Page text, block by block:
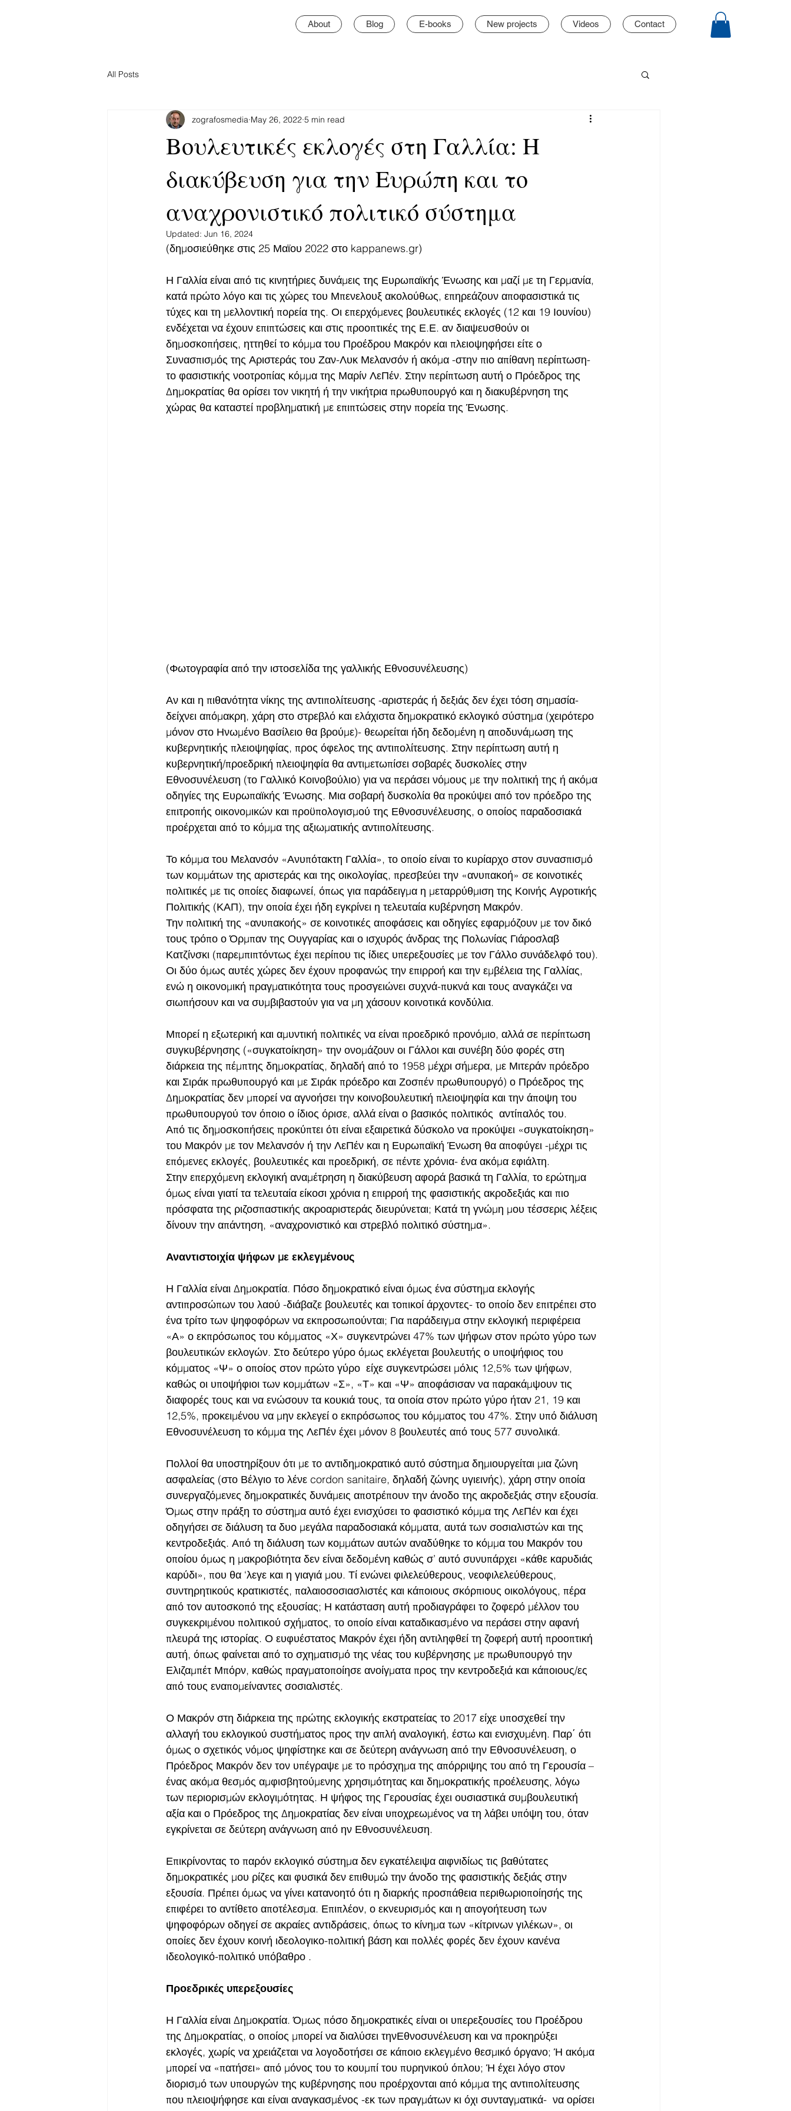
All Posts
Βουλευτικές εκλογές στη Γαλλία: Η
διακύβευση για την Ευρώπη και το
αναχρονιστικό πολιτικό σύστημα
zografosmedia May 26, 2022 5 min read
Updated: Jun 16, 2024
(δημοσιεύθηκε στις 25 Μαϊου 2022 στο kappanews.gr)
Η Γαλλία είναι από τις κινητήριες δυνάμεις της Ευρωπαϊκής Ένωσης και μαζί με τη Γερμανία,
κατά πρώτο λόγο και τις χώρες του Μπενελουξ ακολούθως, επηρεάζουν αποφασιστικά τις
τύχες και τη μελλοντική πορεία της. Οι επερχόμενες βουλευτικές εκλογές (12 και 19 Ιουνίου)
ενδέχεται να έχουν επιπτώσεις και στις προοπτικές της Ε.Ε. αν διαψευσθούν οι
δημοσκοπήσεις, ηττηθεί το κόμμα του Προέδρου Μακρόν και πλειοψηφήσει είτε ο
Συνασπισμός της Αριστεράς του Ζαν-Λυκ Μελανσόν ή ακόμα -στην πιο απίθανη περίπτωση-
το φασιστικής νοοτροπίας κόμμα της Μαρίν ΛεΠέν. Στην περίπτωση αυτή ο Πρόεδρος της
Δημοκρατίας θα ορίσει τον νικητή ή την νικήτρια πρωθυπουργό και η διακυβέρνηση της
χώρας θα καταστεί προβληματική με επιπτώσεις στην πορεία της Ένωσης.
(Φωτογραφία από την ιστοσελίδα της γαλλικής Εθνοσυνέλευσης)
Αν και η πιθανότητα νίκης της αντιπολίτευσης -αριστεράς ή δεξιάς δεν έχει τόση σημασία-
δείχνει απόμακρη, χάρη στο στρεβλό και ελάχιστα δημοκρατικό εκλογικό σύστημα (χειρότερο
μόνον στο Ηνωμένο Βασίλειο θα βρούμε)- θεωρείται ήδη δεδομένη η αποδυνάμωση της
κυβερνητικής πλειοψηφίας, προς όφελος της αντιπολίτευσης. Στην περίπτωση αυτή η
κυβερνητική/προεδρική πλειοψηφία θα αντιμετωπίσει σοβαρές δυσκολίες στην
Εθνοσυνέλευση (το Γαλλικό Κοινοβούλιο) για να περάσει νόμους με την πολιτική της ή ακόμα
οδηγίες της Ευρωπαϊκής Ένωσης. Μια σοβαρή δυσκολία θα προκύψει από τον πρόεδρο της
επιτροπής οικονομικών και προϋπολογισμού της Εθνοσυνέλευσης, ο οποίος παραδοσιακά
προέρχεται από το κόμμα της αξιωματικής αντιπολίτευσης.
Το κόμμα του Μελανσόν «Ανυπότακτη Γαλλία», το οποίο είναι το κυρίαρχο στον συνασπισμό
των κομμάτων της αριστεράς και της οικολογίας, πρεσβεύει την «ανυπακοή» σε κοινοτικές
πολιτικές με τις οποίες διαφωνεί, όπως για παράδειγμα η μεταρρύθμιση της Κοινής Αγροτικής
Πολιτικής (ΚΑΠ), την οποία έχει ήδη εγκρίνει η τελευταία κυβέρνηση Μακρόν.
Την πολιτική της «ανυπακοής» σε κοινοτικές αποφάσεις και οδηγίες εφαρμόζουν με τον δικό
τους τρόπο ο Όρμπαν της Ουγγαρίας και ο ισχυρός άνδρας της Πολωνίας Γιάροσλαβ
Κατζίνσκι (παρεμπιπτόντως έχει περίπου τις ίδιες υπερεξουσίες με τον Γάλλο συνάδελφό του).
Οι δύο όμως αυτές χώρες δεν έχουν προφανώς την επιρροή και την εμβέλεια της Γαλλίας,
ενώ η οικονομική πραγματικότητα τους προσγειώνει συχνά-πυκνά και τους αναγκάζει να
σιωπήσουν και να συμβιβαστούν για να μη χάσουν κοινοτικά κονδύλια.
Μπορεί η εξωτερική και αμυντική πολιτικές να είναι προεδρικό προνόμιο, αλλά σε περίπτωση
συγκυβέρνησης («συγκατοίκηση» την ονομάζουν οι Γάλλοι και συνέβη δύο φορές στη
διάρκεια της πέμπτης δημοκρατίας, δηλαδή από το 1958 μέχρι σήμερα, με Μιτεράν πρόεδρο
και Σιράκ πρωθυπουργό και με Σιράκ πρόεδρο και Ζοσπέν πρωθυπουργό) ο Πρόεδρος της
Δημοκρατίας δεν μπορεί να αγνοήσει την κοινοβουλευτική πλειοψηφία και την άποψη του
πρωθυπουργού τον όποιο ο ίδιος όρισε, αλλά είναι ο βασικός πολιτικός  αντίπαλός του.
Από τις δημοσκοπήσεις προκύπτει ότι είναι εξαιρετικά δύσκολο να προκύψει «συγκατοίκηση»
του Μακρόν με τον Μελανσόν ή την ΛεΠέν και η Ευρωπαϊκή Ένωση θα αποφύγει -μέχρι τις
επόμενες εκλογές, βουλευτικές και προεδρική, σε πέντε χρόνια- ένα ακόμα εφιάλτη.
Στην επερχόμενη εκλογική αναμέτρηση η διακύβευση αφορά βασικά τη Γαλλία, το ερώτημα
όμως είναι γιατί τα τελευταία είκοσι χρόνια η επιρροή της φασιστικής ακροδεξιάς και πιο
πρόσφατα της ριζοσπαστικής ακροαριστεράς διευρύνεται; Κατά τη γνώμη μου τέσσερις λέξεις
δίνουν την απάντηση, «αναχρονιστικό και στρεβλό πολιτικό σύστημα».
Αναντιστοιχία ψήφων με εκλεγμένους
Η Γαλλία είναι Δημοκρατία. Πόσο δημοκρατικό είναι όμως ένα σύστημα εκλογής
αντιπροσώπων του λαού -διάβαζε βουλευτές και τοπικοί άρχοντες- το οποίο δεν επιτρέπει στο
ένα τρίτο των ψηφοφόρων να εκπροσωπούνται; Για παράδειγμα στην εκλογική περιφέρεια
«Α» ο εκπρόσωπος του κόμματος «Χ» συγκεντρώνει 47% των ψήφων στον πρώτο γύρο των
βουλευτικών εκλογών. Στο δεύτερο γύρο όμως εκλέγεται βουλευτής ο υποψήφιος του
κόμματος «Ψ» ο οποίος στον πρώτο γύρο  είχε συγκεντρώσει μόλις 12,5% των ψήφων,
καθώς οι υποψήφιοι των κομμάτων «Σ», «Τ» και «Ψ» αποφάσισαν να παρακάμψουν τις
διαφορές τους και να ενώσουν τα κουκιά τους, τα οποία στον πρώτο γύρο ήταν 21, 19 και
12,5%, προκειμένου να μην εκλεγεί ο εκπρόσωπος του κόμματος του 47%. Στην υπό διάλυση
Εθνοσυνέλευση το κόμμα της ΛεΠέν έχει μόνον 8 βουλευτές από τους 577 συνολικά.
Πολλοί θα υποστηρίξουν ότι με το αντιδημοκρατικό αυτό σύστημα δημιουργείται μια ζώνη
ασφαλείας (στο Βέλγιο το λένε cordon sanitaire, δηλαδή ζώνης υγιεινής), χάρη στην οποία
συνεργαζόμενες δημοκρατικές δυνάμεις αποτρέπουν την άνοδο της ακροδεξιάς στην εξουσία.
Όμως στην πράξη το σύστημα αυτό έχει ενισχύσει το φασιστικό κόμμα της ΛεΠέν και έχει
οδηγήσει σε διάλυση τα δυο μεγάλα παραδοσιακά κόμματα, αυτά των σοσιαλιστών και της
κεντροδεξιάς. Από τη διάλυση των κομμάτων αυτών αναδύθηκε το κόμμα του Μακρόν του
οποίου όμως η μακροβιότητα δεν είναι δεδομένη καθώς σ’ αυτό συνυπάρχει «κάθε καρυδιάς
καρύδι», που θα ‘λεγε και η γιαγιά μου. Τί ενώνει φιλελεύθερους, νεοφιλελεύθερους,
συντηρητικούς κρατικιστές, παλαιοσοσιασλιστές και κάποιους σκόρπιους οικολόγους, πέρα
από τον αυτοσκοπό της εξουσίας; Η κατάσταση αυτή προδιαγράφει το ζοφερό μέλλον του
συγκεκριμένου πολιτικού σχήματος, το οποίο είναι καταδικασμένο να περάσει στην αφανή
πλευρά της ιστορίας. Ο ευφυέστατος Μακρόν έχει ήδη αντιληφθεί τη ζοφερή αυτή προοπτική
αυτή, όπως φαίνεται από το σχηματισμό της νέας του κυβέρνησης με πρωθυπουργό την
Ελιζαμπέτ Μπόρν, καθώς πραγματοποίησε ανοίγματα προς την κεντροδεξιά και κάποιους/ες
από τους εναπομείναντες σοσιαλιστές.
Ο Μακρόν στη διάρκεια της πρώτης εκλογικής εκστρατείας το 2017 είχε υποσχεθεί την
αλλαγή του εκλογικού συστήματος προς την απλή αναλογική, έστω και ενισχυμένη. Παρ΄ ότι
όμως ο σχετικός νόμος ψηφίστηκε και σε δεύτερη ανάγνωση από την Εθνοσυνέλευση, ο
Πρόεδρος Μακρόν δεν τον υπέγραψε με το πρόσχημα της απόρριψης του από τη Γερουσία –
ένας ακόμα θεσμός αμφισβητούμενης χρησιμότητας και δημοκρατικής προέλευσης, λόγω
των περιορισμών εκλογιμότητας. Η ψήφος της Γερουσίας έχει ουσιαστικά συμβουλευτική
αξία και ο Πρόεδρος της Δημοκρατίας δεν είναι υποχρεωμένος να τη λάβει υπόψη του, όταν
εγκρίνεται σε δεύτερη ανάγνωση από ην Εθνοσυνέλευση.
Επικρίνοντας το παρόν εκλογικό σύστημα δεν εγκατέλειψα αιφνιδίως τις βαθύτατες
δημοκρατικές μου ρίζες και φυσικά δεν επιθυμώ την άνοδο της φασιστικής δεξιάς στην
εξουσία. Πρέπει όμως να γίνει κατανοητό ότι η διαρκής προσπάθεια περιθωριοποίησής της
επιφέρει το αντίθετο αποτέλεσμα. Επιπλέον, ο εκνευρισμός και η απογοήτευση των
ψηφοφόρων οδηγεί σε ακραίες αντιδράσεις, όπως το κίνημα των «κίτρινων γιλέκων», οι
οποίες δεν έχουν κοινή ιδεολογικο-πολιτική βάση και πολλές φορές δεν έχουν κανένα
ιδεολογικό-πολιτικό υπόβαθρο .
Προεδρικές υπερεξουσίες
Η Γαλλία είναι Δημοκρατία. Όμως πόσο δημοκρατικές είναι οι υπερεξουσίες του Προέδρου
της Δημοκρατίας, ο οποίος μπορεί να διαλύσει τηνΕθνοσυνέλευση και να προκηρύξει
εκλογές, χωρίς να χρειάζεται να λογοδοτήσει σε κάποιο εκλεγμένο θεσμικό όργανο; Ή ακόμα
μπορεί να «πατήσει» από μόνος του το κουμπί του πυρηνικού όπλου; Ή έχει λόγο στον
διορισμό των υπουργών της κυβέρνησης που προέρχονται από κόμμα της αντιπολίτευσης
που πλειοψήφησε και είναι αναγκασμένος -εκ των πραγμάτων κι όχι συνταγματικά-  να ορίσει
About Blog E-books New projects Videos Contact